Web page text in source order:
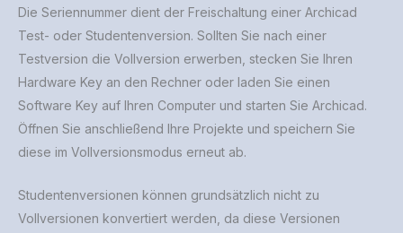
Die Seriennummer dient der Freischaltung einer Archicad
Test- oder Studentenversion. Sollten Sie nach einer
Testversion die Vollversion erwerben, stecken Sie Ihren
Hardware Key an den Rechner oder laden Sie einen
Software Key auf Ihren Computer und starten Sie Archicad.
Öffnen Sie anschließend Ihre Projekte und speichern Sie
diese im Vollversionsmodus erneut ab.
Studentenversionen können grundsätzlich nicht zu
Vollversionen konvertiert werden, da diese Versionen